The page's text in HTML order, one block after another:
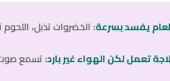
يفسد بسرعة: الخضروات تذبل،
تعمل لكن الهواء غير بارد:تسمع صوت